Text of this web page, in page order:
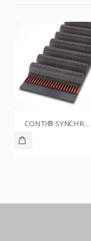
CONTI® SYNCHROBELT 80XL025